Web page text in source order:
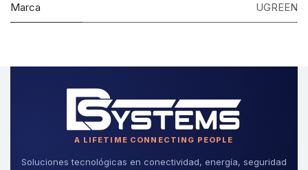
Marca UGREEN
A LIFETIME CONNECTING PEOPLE
Soluciones tecnológicas en conectividad, energía, seguridad